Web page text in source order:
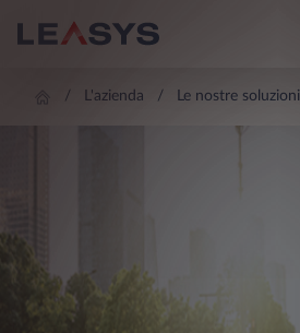
L'azienda Le nostre soluzioni